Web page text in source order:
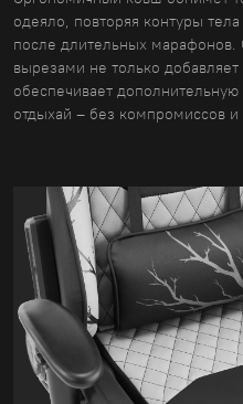
одеяло, повторяя контуры
после длительных
вырезами не только
обеспечивает
отдыхай – без компромиссов и